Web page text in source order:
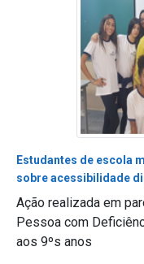
Estudantes de escola
sobre acessibilidade
Ação realizada em
Pessoa com
aos 9ºs anos